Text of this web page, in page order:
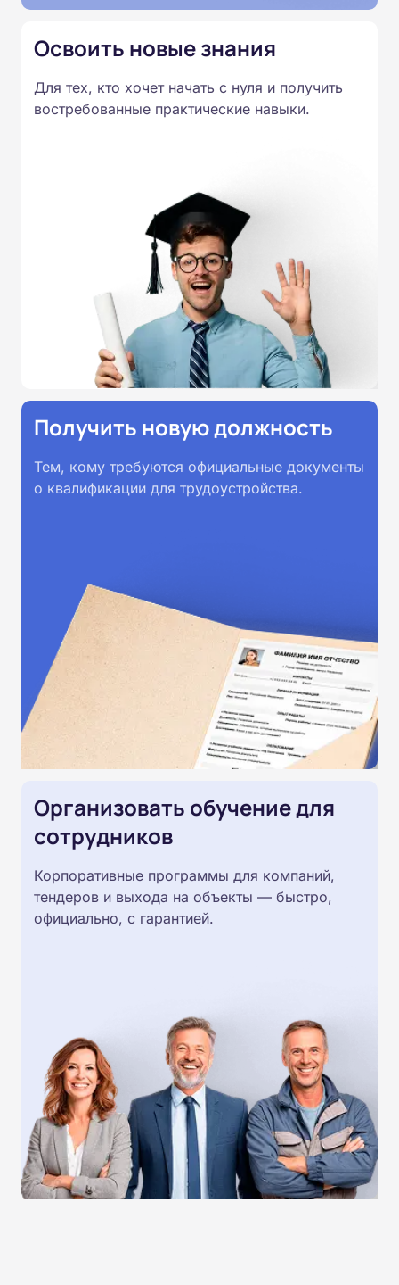
Освоить новые знания
Для тех, кто хочет начать с нуля и получить
востребованные практические навыки.
Получить новую должность
Тем, кому требуются официальные документы
о квалификации для трудоустройства.
Организовать обучение для
сотрудников
Корпоративные программы для компаний,
тендеров и выхода на объекты — быстро,
официально, с гарантией.